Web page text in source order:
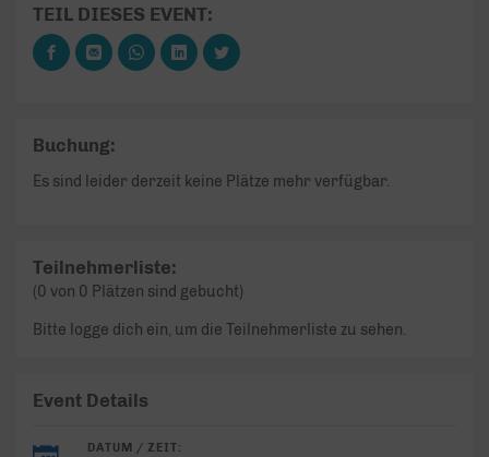
TEIL DIESES EVENT:
Buchung:
Es sind leider derzeit keine Plätze mehr verfügbar.
Teilnehmerliste:
(0 von 0 Plätzen sind gebucht)
Bitte logge dich ein, um die Teilnehmerliste zu sehen.
Event Details
DATUM / ZEIT: